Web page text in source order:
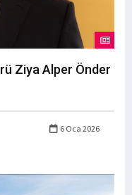
Ziya Alper Önder
6 Oca 2026